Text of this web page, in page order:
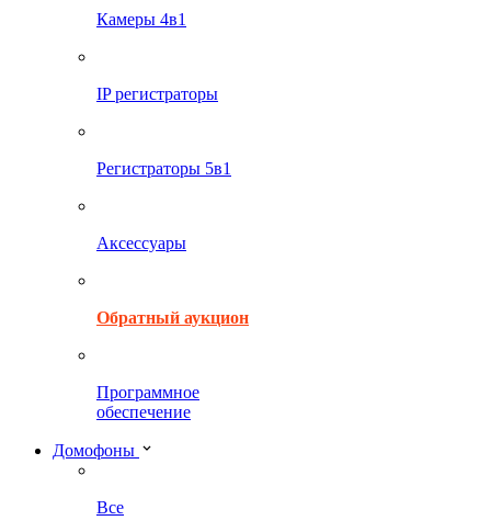
Камеры 4в1
IP регистраторы
Регистраторы 5в1
Аксессуары
Обратный аукцион
Программное
обеспечение
Домофоны
Все